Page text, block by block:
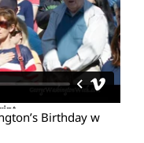
Birthday w